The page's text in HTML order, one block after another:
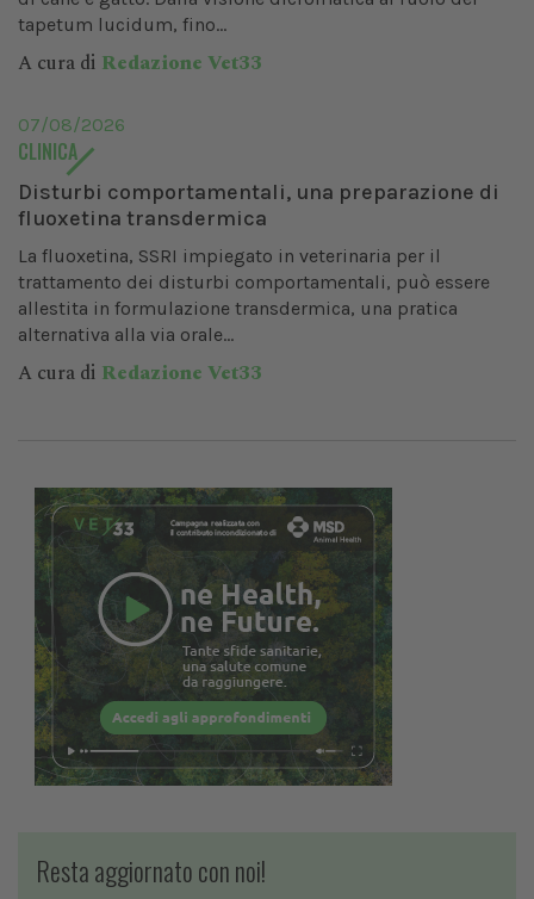
tapetum lucidum, fino...
A cura di Redazione Vet33
07/08/2026
CLINICA
Disturbi comportamentali, una preparazione di
fluoxetina transdermica
La fluoxetina, SSRI impiegato in veterinaria per il
trattamento dei disturbi comportamentali, può essere
allestita in formulazione transdermica, una pratica
alternativa alla via orale...
A cura di Redazione Vet33
Resta aggiornato con noi!